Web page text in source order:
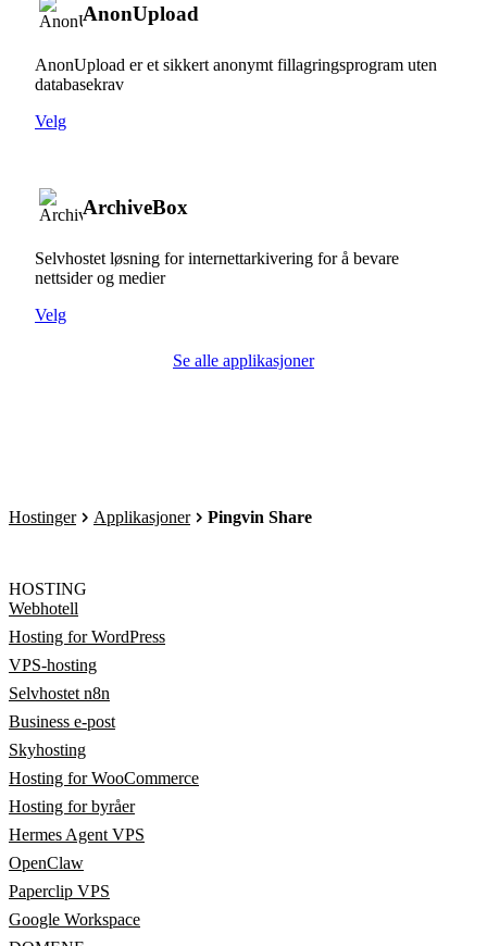
AnonUpload
AnonUpload er et sikkert anonymt fillagringsprogram uten
databasekrav
Velg
ArchiveBox
Selvhostet løsning for internettarkivering for å bevare
nettsider og medier
Velg
Se alle applikasjoner
Hostinger Applikasjoner Pingvin Share
HOSTING
Webhotell
Hosting for WordPress
VPS-hosting
Selvhostet n8n
Business e-post
Skyhosting
Hosting for WooCommerce
Hosting for byråer
Hermes Agent VPS
OpenClaw
Paperclip VPS
Google Workspace